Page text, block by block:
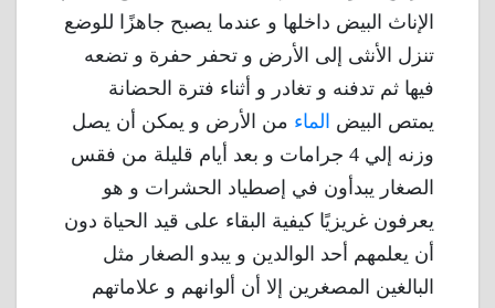
الإناث البيض داخلها و عندما يصبح جاهزًا للوضع
تنزل الأنثى إلى الأرض و تحفر حفرة و تضعه
فيها ثم تدفنه و تغادر و أثناء فترة الحضانة
يمتص البيض الماء من الأرض و يمكن أن يصل
وزنه إلي 4 جرامات و بعد أيام قليلة من فقس
الصغار يبدأون في إصطياد الحشرات و هو
يعرفون غريزيًا كيفية البقاء على قيد الحياة دون
أن يعلمهم أحد الوالدين و يبدو الصغار مثل
البالغين المصغرين إلا أن ألوانهم و علاماتهم